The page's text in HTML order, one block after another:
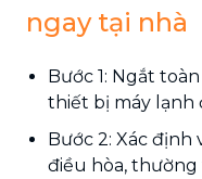
ngay tại nhà
Bước 1: Ngắt
thiết bị máy lạnh
Bước 2: Xác
điều hòa,